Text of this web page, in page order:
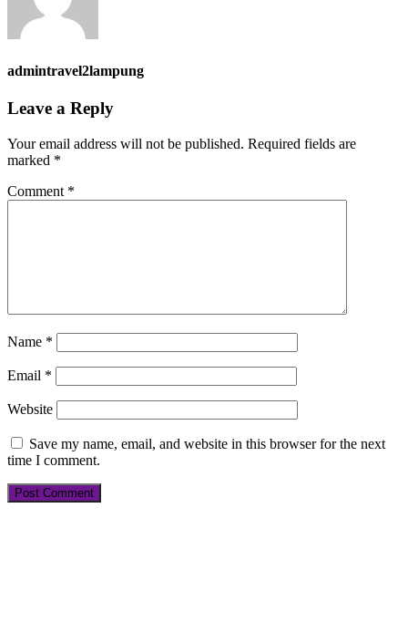
admintravel2lampung
Leave a Reply
Your email address will not be published. Required fields are
marked *
Comment *
Name *
Email *
Website
Save my name, email, and website in this browser for the next
time I comment.